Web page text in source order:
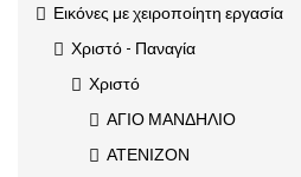
Εικόνες με χειροποίητη εργασία
Χριστό - Παναγία
Χριστό
ΑΓΙΟ ΜΑΝΔΗΛΙΟ
ΑΤΕΝΙΖΟΝ